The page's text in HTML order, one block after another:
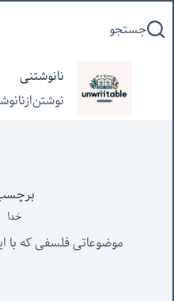
به
جستجو
نانوشتنی
خدا
موضوعاتی فلسفی که با